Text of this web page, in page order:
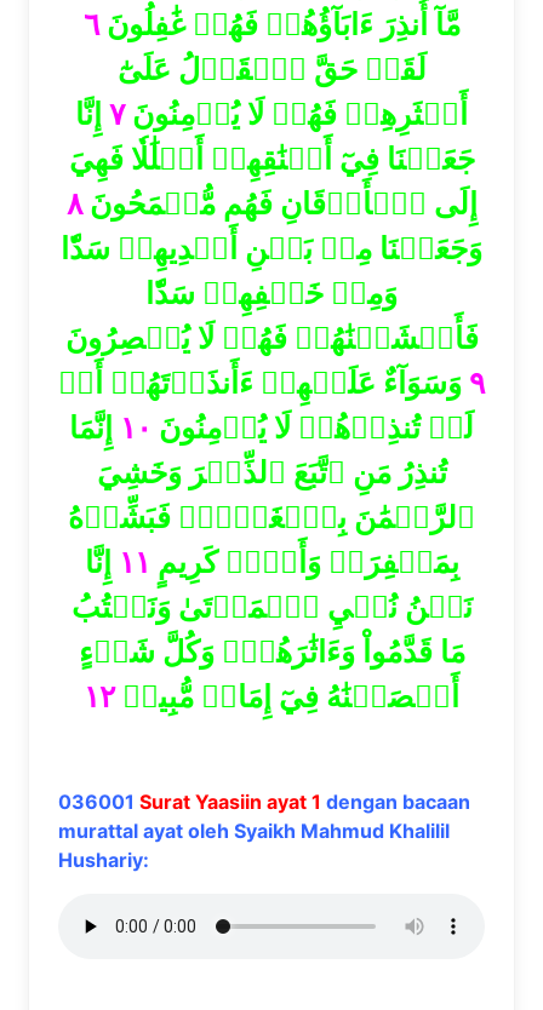
مَّآ أُنذِرَ ءَابَآؤُهُمۡ فَهُمۡ غَٰفِلُونَ٦
لَقَدۡ حَقَّ ٱلۡقَوۡلُ عَلَىٰٓ
أَكۡثَرِهِمۡ فَهُمۡ لَا يُؤۡمِنُونَ٧ إِنَّا
جَعَلۡنَا فِيٓ أَعۡنَٰقِهِمۡ أَغۡلَٰلٗا فَهِيَ
إِلَى ٱلۡأَذۡقَانِ فَهُم مُّقۡمَحُونَ٨
وَجَعَلۡنَا مِنۢ بَيۡنِ أَيۡدِيهِمۡ سَدّٗا
وَمِنۡ خَلۡفِهِمۡ سَدّٗا
فَأَغۡشَيۡنَٰهُمۡ فَهُمۡ لَا يُبۡصِرُونَ
٩ وَسَوَآءٌ عَلَيۡهِمۡ ءَأَنذَرۡتَهُمۡ أَمۡ
لَمۡ تُنذِرۡهُمۡ لَا يُؤۡمِنُونَ ١٠ إِنَّمَا
تُنذِرُ مَنِ ٱتَّبَعَ ٱلذِّكۡرَ وَخَشِيَ
ٱلرَّحۡمَٰنَ بِٱلۡغَيۡبِۖ فَبَشِّرۡهُ
بِمَغۡفِرَةٖ وَأَجۡرٖ كَرِيمٍ ١١ إِنَّا
نَحۡنُ نُحۡيِ ٱلۡمَوۡتَىٰ وَنَكۡتُبُ
مَا قَدَّمُواْ وَءَاثَٰرَهُمۡۚ وَكُلَّ شَيۡءٍ
أَحۡصَيۡنَٰهُ فِيٓ إِمَامٖ مُّبِينٖ١٢
036001 Surat Yaasiin ayat 1 dengan bacaan
murattal ayat oleh Syaikh Mahmud Khalilil
Hushariy: